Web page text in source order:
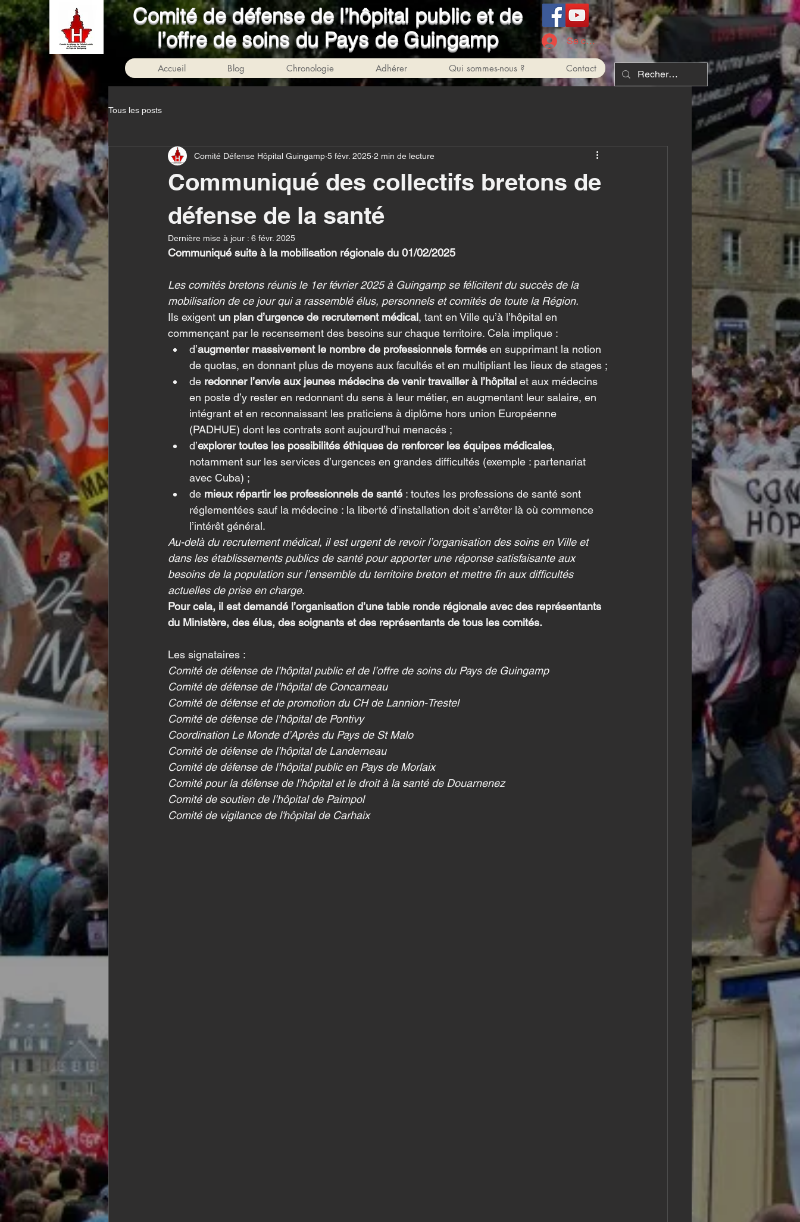
Comité de défense de l’hôpital public et de
l’offre de soins du Pays de Guingamp
Se connecter
Accueil Blog Chronologie Adhérer Qui sommes-nous ? Contact
Tous les posts
Communiqué des collectifs bretons de
défense de la santé
Comité Défense Hôpital Guingamp 5 févr. 2025 2 min de lecture
Dernière mise à jour : 6 févr. 2025
Communiqué suite à la mobilisation régionale du 01/02/2025
Les comités bretons réunis le 1er février 2025 à Guingamp se félicitent du succès de la
mobilisation de ce jour qui a rassemblé élus, personnels et comités de toute la Région.
Ils exigent un plan d’urgence de recrutement médical, tant en Ville qu’à l’hôpital en
commençant par le recensement des besoins sur chaque territoire. Cela implique :
d’augmenter massivement le nombre de professionnels formés en supprimant la notion
de quotas, en donnant plus de moyens aux facultés et en multipliant les lieux de stages ;
de redonner l’envie aux jeunes médecins de venir travailler à l’hôpital et aux médecins
en poste d’y rester en redonnant du sens à leur métier, en augmentant leur salaire, en
intégrant et en reconnaissant les praticiens à diplôme hors union Européenne
(PADHUE) dont les contrats sont aujourd’hui menacés ;
d’explorer toutes les possibilités éthiques de renforcer les équipes médicales,
notamment sur les services d’urgences en grandes difficultés (exemple : partenariat
avec Cuba) ;
de mieux répartir les professionnels de santé : toutes les professions de santé sont
réglementées sauf la médecine : la liberté d’installation doit s’arrêter là où commence
l’intérêt général.
Au-delà du recrutement médical, il est urgent de revoir l’organisation des soins en Ville et
dans les établissements publics de santé pour apporter une réponse satisfaisante aux
besoins de la population sur l’ensemble du territoire breton et mettre fin aux difficultés
actuelles de prise en charge.
Pour cela, il est demandé l’organisation d’une table ronde régionale avec des représentants
du Ministère, des élus, des soignants et des représentants de tous les comités.
Les signataires :
Comité de défense de l’hôpital public et de l’offre de soins du Pays de Guingamp
Comité de défense de l’hôpital de Concarneau
Comité de défense et de promotion du CH de Lannion-Trestel
Comité de défense de l’hôpital de Pontivy
Coordination Le Monde d’Après du Pays de St Malo
Comité de défense de l’hôpital de Landerneau
Comité de défense de l’hôpital public en Pays de Morlaix
Comité pour la défense de l’hôpital et le droit à la santé de Douarnenez
Comité de soutien de l’hôpital de Paimpol
Comité de vigilance de l'hôpital de Carhaix